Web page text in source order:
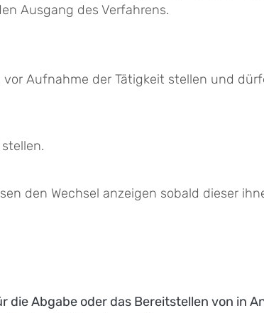
Ausgang des Verfahrens.
Aufnahme der Tätigkeit stellen und
den Wechsel anzeigen sobald dieser
Abgabe oder das Bereitstellen von in